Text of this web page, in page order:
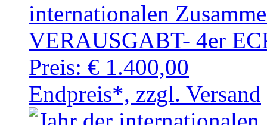
internationalen
VERAUSGABT- 4er
Preis: € 1.400,00
Endpreis*, zzgl. Versand